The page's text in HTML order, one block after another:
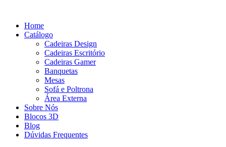
conteúdo
Home
Catálogo
Cadeiras Design
Cadeiras Escritório
Cadeiras Gamer
Banquetas
Mesas
Sofá e Poltrona
Área Externa
Sobre Nós
Blocos 3D
Blog
Dúvidas Frequentes